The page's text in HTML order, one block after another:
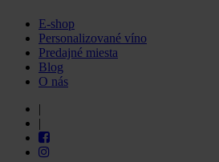
E-shop
Personalizované víno
Predajné miesta
Blog
O nás
|
|